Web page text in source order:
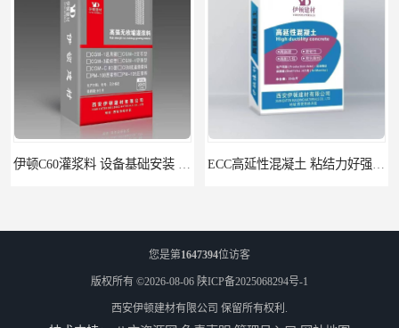
伊顿C60灌浆料 设备基础安装 梁柱改造加固二次灌浆料 ECC高延性混凝土 粘结力好强度高 可弯曲抗震不开裂
您是第1647394位访客
版权所有 ©2026-08-06 陕ICP备2025068294号-1
西安伊顿建材有限公司 保留所有权利.